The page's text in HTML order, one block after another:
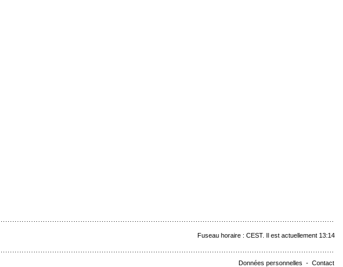
Fuseau horaire : CEST. Il est actuellement 13:14
Données personnelles - Contact